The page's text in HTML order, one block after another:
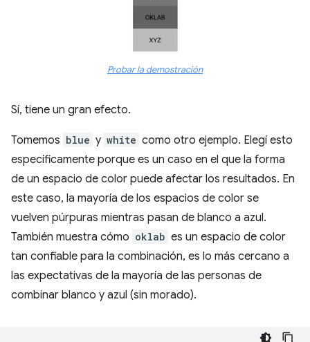
Probar la demostración
Sí, tiene un gran efecto.
Tomemos blue y white como otro ejemplo. Elegí esto
específicamente porque es un caso en el que la forma
de un espacio de color puede afectar los resultados. En
este caso, la mayoría de los espacios de color se
vuelven púrpuras mientras pasan de blanco a azul.
También muestra cómo oklab es un espacio de color
tan confiable para la combinación, es lo más cercano a
las expectativas de la mayoría de las personas de
combinar blanco y azul (sin morado).